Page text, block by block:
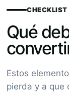
CHECKLIST
Qué
Estos
pierda y a que